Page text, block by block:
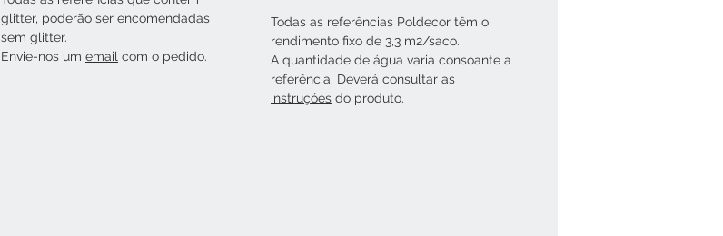
glitter, poderão ser encomendadas
sem glitter.
Envie-nos um email com o pedido.
Todas as referências Poldecor têm o
rendimento fixo de 3,3 m2/saco.
A quantidade de água varia consoante a
referência. Deverá consultar as
instruçóes do produto.